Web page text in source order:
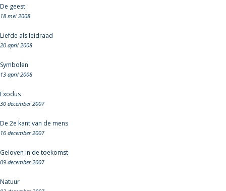
De geest
18 mei 2008
Liefde als leidraad
20 april 2008
Symbolen
13 april 2008
Exodus
30 december 2007
De 2e kant van de mens
16 december 2007
Geloven in de toekomst
09 december 2007
Natuur